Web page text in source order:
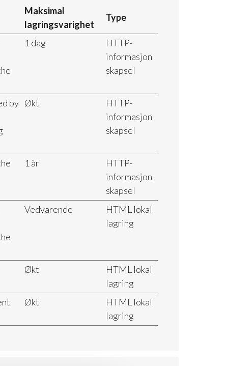
Maksimal
lagringsvarighet
Type
1 dag
HTTP-
informasjon
skapsel
by Økt
HTTP-
informasjon
skapsel
1 år
HTTP-
informasjon
skapsel
Vedvarende
HTML lokal
lagring
Økt
HTML lokal
lagring
Økt
HTML lokal
lagring